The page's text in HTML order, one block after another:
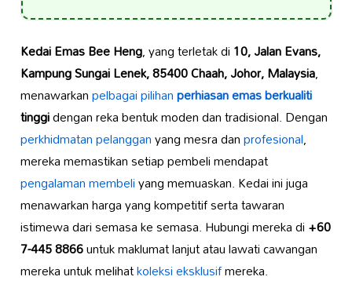
Kedai Emas Bee Heng, yang terletak di10, Jalan Evans,
Kampung Sungai Lenek, 85400 Chaah, Johor, Malaysia,
menawarkanpelbagai pilihanperhiasan emas berkualiti
tinggidengan reka bentuk moden dan tradisional. Dengan
perkhidmatan pelangganyang mesra danprofesional,
mereka memastikan setiap pembeli mendapat
pengalaman membeliyang memuaskan. Kedai ini juga
menawarkan harga yang kompetitif serta tawaran
istimewa dari semasa ke semasa. Hubungi mereka di+60
7-445 8866untuk maklumat lanjut atau lawati cawangan
mereka untuk melihatkoleksi eksklusifmereka.